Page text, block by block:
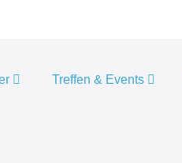
Treffen & Events